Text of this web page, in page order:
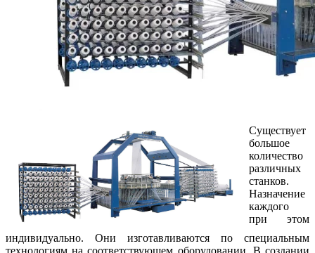
Существует
большое
количество
различных
станков.
Назначение
каждого
при этом
индивидуально. Они изготавливаются по специальным
технологиям на соответствующем оборудовании. В создании